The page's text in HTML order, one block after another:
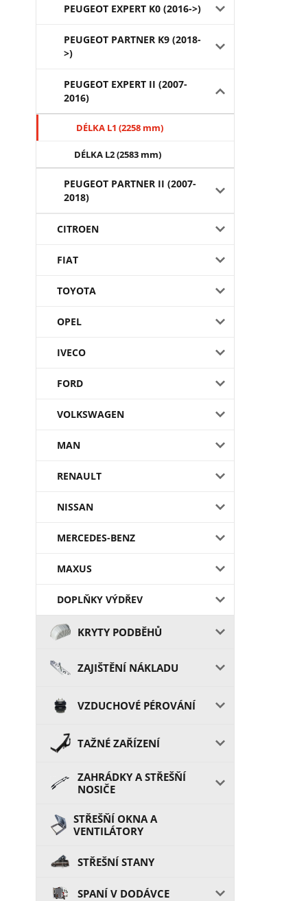
PEUGEOT EXPERT K0 (2016->)
PEUGEOT PARTNER K9 (2018-
>)
PEUGEOT EXPERT II (2007-
2016)
DÉLKA L1 (2258 mm)
DÉLKA L2 (2583 mm)
PEUGEOT PARTNER II (2007-
2018)
CITROEN
FIAT
TOYOTA
OPEL
IVECO
FORD
VOLKSWAGEN
MAN
RENAULT
NISSAN
MERCEDES-BENZ
MAXUS
DOPLŇKY VÝDŘEV
KRYTY PODBĚHŮ
ZAJIŠTĚNÍ NÁKLADU
VZDUCHOVÉ PÉROVÁNÍ
TAŽNÉ ZAŘÍZENÍ
ZAHRÁDKY A STŘEŠŇÍ
NOSIČE
STŘEŠŇÍ OKNA A
VENTILÁTORY
STŘEŠNÍ STANY
SPANÍ V DODÁVCE